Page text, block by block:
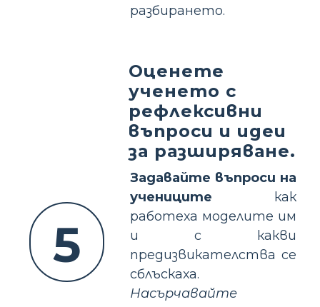
разбирането.
5
Оценете
ученето с
рефлексивни
въпроси и идеи
за разширяване.
Задавайте въпроси на
учениците как
работеха моделите им
и с какви
предизвикателства се
сблъскаха.
Насърчавайте